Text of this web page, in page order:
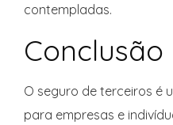
contempladas.
Conclusão
O seguro de terceiros é
para empresas e